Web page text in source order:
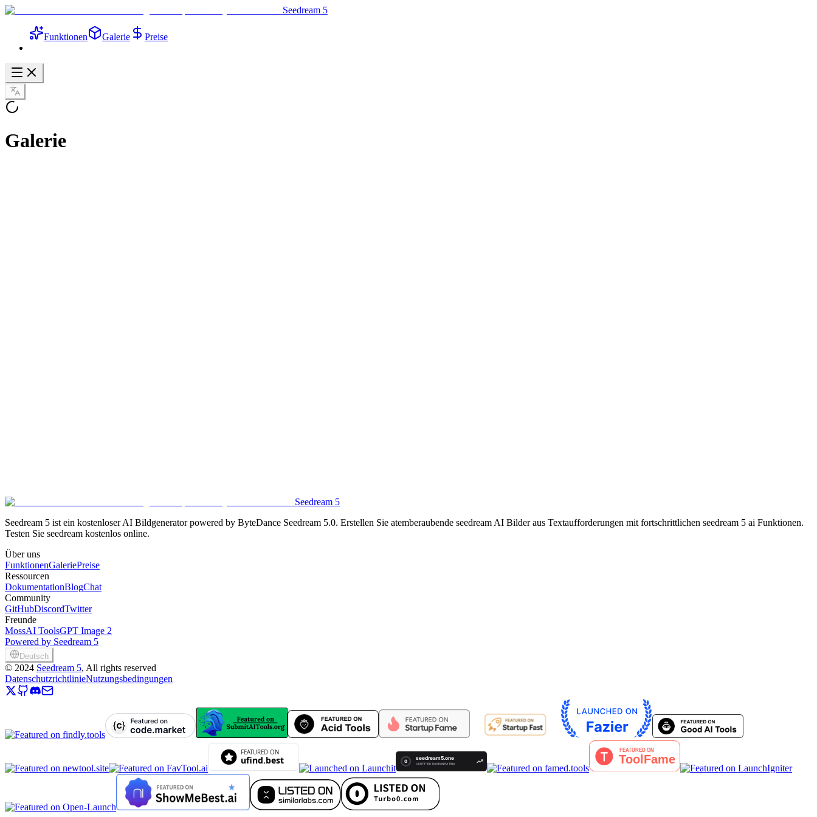
Seedream 5
Funktionen Galerie Preise
Galerie
Vorher-Nachher-Vergleich zeigt Seedream KI-Bildverbesserung powered by Seedream 5.0 Technologie
Seedream 5
Seedream 5 ist ein kostenloser AI Bildgenerator powered by ByteDance Seedream 5.0. Erstellen Sie atemberaubende seedream AI Bilder aus Textaufforderungen mit fortschrittlichen seedream 5 ai Funktionen.
Testen Sie seedream kostenlos online.
Über uns
FunktionenGaleriePreise
Ressourcen
DokumentationBlogChat
Community
GitHubDiscordTwitter
Freunde
MossAI ToolsGPT Image 2
Powered by Seedream 5
Deutsch
© 2024 Seedream 5, All rights reserved
DatenschutzrichtlinieNutzungsbedingungen